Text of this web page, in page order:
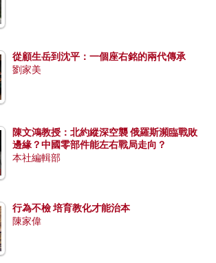
從顧生岳到沈平：一個座右銘的兩代傳承
劉家美
陳文鴻教授：北約縱深空襲 俄羅斯瀕臨戰敗
邊緣？中國零部件能左右戰局走向？
本社編輯部
行為不檢 培育教化才能治本
陳家偉